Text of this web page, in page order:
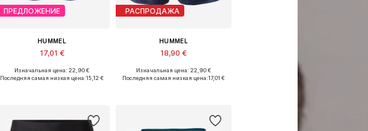
ПРЕДЛОЖЕНИЕ
HUMMEL
17,01 €
Изначальная цена: 22,90 €
Последняя самая низкая цена:15,12 €
РАСПРОДАЖА
HUMMEL
18,90 €
Доступные размеры: S, M, L, XXXL
Изначальная цена: 22,90 €
Последняя самая низкая цена:17,01 €